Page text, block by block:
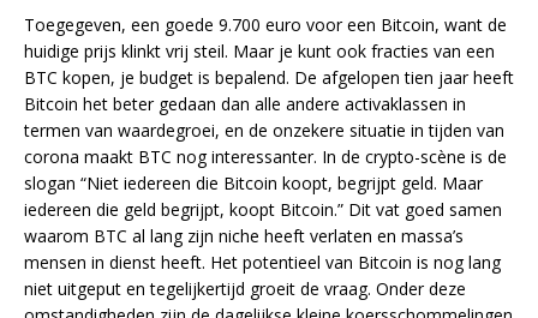
Toegegeven, een goede 9.700 euro voor een Bitcoin, want de
huidige prijs klinkt vrij steil. Maar je kunt ook fracties van een
BTC kopen, je budget is bepalend. De afgelopen tien jaar heeft
Bitcoin het beter gedaan dan alle andere activaklassen in
termen van waardegroei, en de onzekere situatie in tijden van
corona maakt BTC nog interessanter. In de crypto-scène is de
slogan “Niet iedereen die Bitcoin koopt, begrijpt geld. Maar
iedereen die geld begrijpt, koopt Bitcoin.” Dit vat goed samen
waarom BTC al lang zijn niche heeft verlaten en massa’s
mensen in dienst heeft. Het potentieel van Bitcoin is nog lang
niet uitgeput en tegelijkertijd groeit de vraag. Onder deze